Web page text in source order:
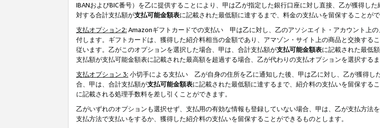
IBANおよびBIC番号）を乙に提供することにより、甲は乙が指定した銀行口座に対し直接、乙が獲得し
対する合計支払額が支払可能金額表に記載された最低額に達するまで、料金の支払いを留保することがで
支払オプション2: Amazonギフトカードでの支払い 甲は乙に対し、乙のアソシエイト・アカウント上
付します。ギフトカードは、獲得した紹介料相当の金額であり、アマゾン・サイト上の商品と交換する
従います。乙がこのオプションを選択した場合、甲は、合計支払額が支払可能金額表に記載された最低
支払額が支払可能金額表に記載された最高額を超過する場合、乙が代わりの支払オプションを選択する
支払オプション 3: 小切手による支払い 乙が自身の住所を乙に通知した後、甲は乙に対し、乙が獲得し
合、甲は、合計支払額が支払可能金額表に記載された最低額に達するまで、紹介料の支払いを留保する
に記載される処理手数料を差し引くことができます。
乙がいずれのオプションも選択せず、支払用の有効な情報も登録していない場合、甲は、乙が支払方法
支払方法で支払いをするか、獲得した紹介料の支払いを留保することができるものとします。